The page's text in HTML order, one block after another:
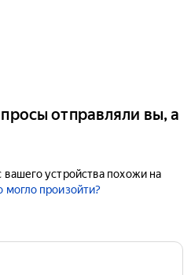
отправляли вы, а
устройства похожи на
могло произойти?